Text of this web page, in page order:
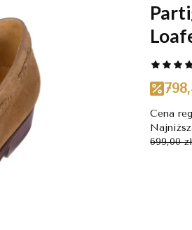
Cena
699,00